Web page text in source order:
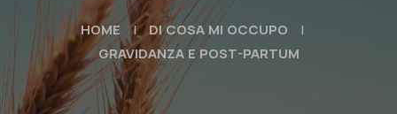
HOME | DI COSA MI OCCUPO
|
GRAVIDANZA E POST-PARTUM